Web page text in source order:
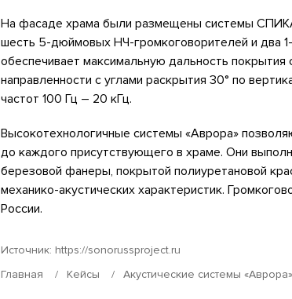
На фасаде храма были размещены системы
шесть 5-дюймовых НЧ-громкоговорителей и два
обеспечивает максимальную дальность
направленности с углами раскрытия 30° по
частот 100 Гц – 20 кГц.
Высокотехнологичные системы «Аврора»
до каждого присутствующего в храме. Они
березовой фанеры, покрытой полиуретановой
механико-акустических характеристик.
России.
Источник: https://sonorussproject.ru
Главная
Кейсы Акустические системы